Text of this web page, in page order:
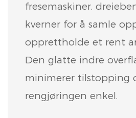
fresemaskiner,
kverner for å samle
opprettholde et rent
Den glatte indre
minimerer tilstopping
rengjøringen enkel.